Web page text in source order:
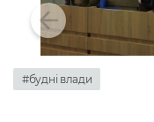
#будні влади